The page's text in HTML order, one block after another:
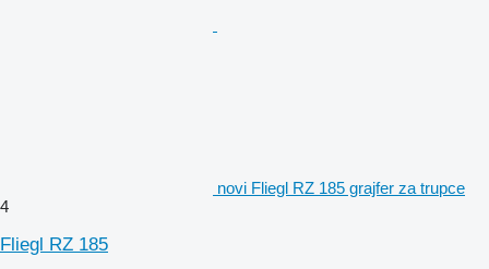
novi Fliegl RZ 185 grajfer za trupce
4
Fliegl RZ 185